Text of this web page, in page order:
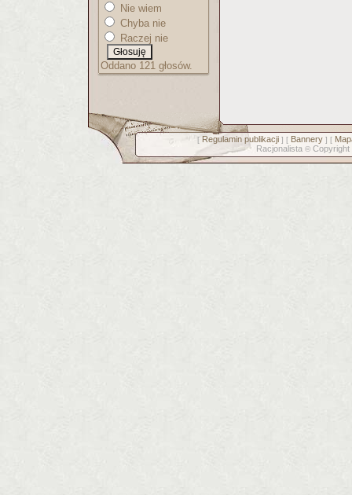
Nie wiem
Chyba nie
Raczej nie
Oddano 121 głosów.
[ Regulamin publikacji] [ Bannery] [
Racjonalista © Copyright